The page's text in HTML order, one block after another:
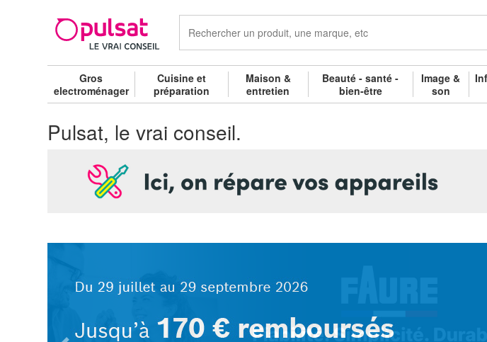
Gros
electroménager
Cuisine et
préparation
Maison &
entretien
Beauté - santé -
bien-être
Image &
son
Pulsat, le vrai conseil.